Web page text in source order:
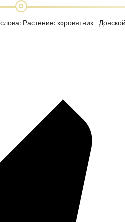
Растение: коровятник -